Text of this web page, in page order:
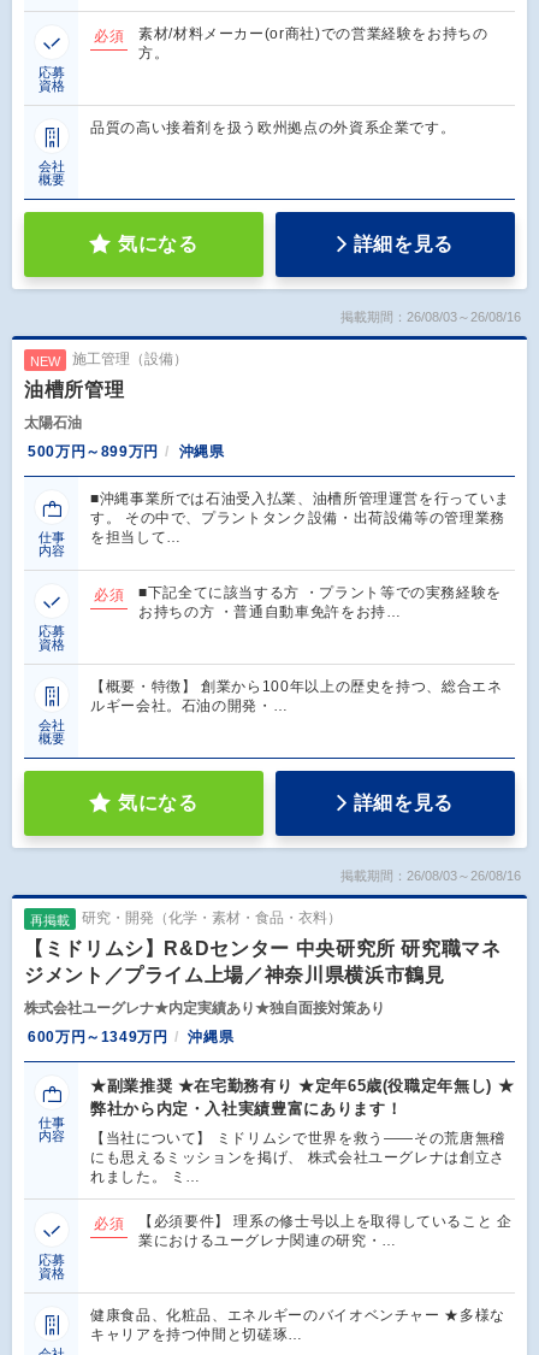
応募
資格
必須
素材/材料メーカー(or商社)での営業経験をお持ちの
方。
会社
概要
品質の高い接着剤を扱う欧州拠点の外資系企業です。
気になる 詳細を見る
掲載期間：26/08/03～26/08/16
NEW 施工管理（設備）
油槽所管理
太陽石油
500万円～899万円
沖縄県
仕事
内容
■沖縄事業所では石油受入払業、油槽所管理運営を行っていま
す。 その中で、プラントタンク設備・出荷設備等の管理業務
を担当して…
応募
資格
必須
■下記全てに該当する方 ・プラント等での実務経験を
お持ちの方 ・普通自動車免許をお持…
会社
概要
【概要・特徴】 創業から100年以上の歴史を持つ、総合エネ
ルギー会社。石油の開発・…
気になる 詳細を見る
掲載期間：26/08/03～26/08/16
再掲載 研究・開発（化学・素材・食品・衣料）
【ミドリムシ】R&Dセンター 中央研究所 研究職マネ
ジメント／プライム上場／神奈川県横浜市鶴見
株式会社ユーグレナ★内定実績あり★独自面接対策あり
600万円～1349万円
沖縄県
仕事
内容
★副業推奨 ★在宅勤務有り ★定年65歳(役職定年無し) ★
弊社から内定・入社実績豊富にあります！
【当社について】 ミドリムシで世界を救う――その荒唐無稽
にも思えるミッションを掲げ、 株式会社ユーグレナは創立さ
れました。 ミ…
応募
資格
必須
【必須要件】 理系の修士号以上を取得していること 企
業におけるユーグレナ関連の研究・…
健康食品、化粧品、エネルギーのバイオベンチャー ★多様な
キャリアを持つ仲間と切磋琢…